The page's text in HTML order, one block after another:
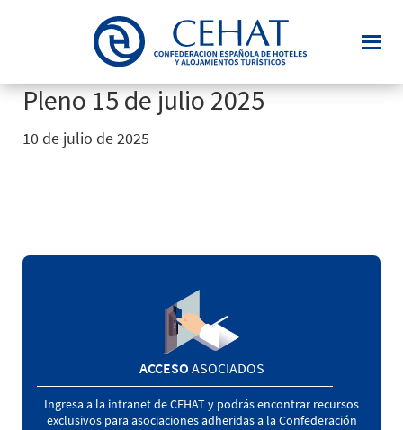
principal
Pleno 15 de julio 2025
10 de julio de 2025
ACCESO ASOCIADOS
Ingresa a la intranet de CEHAT y podrás encontrar recursos
exclusivos para asociaciones adheridas a la Confederación